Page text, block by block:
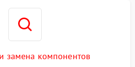
замена компонентов